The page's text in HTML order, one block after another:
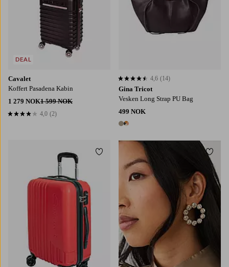
Cavalet
Koffert Pasadena Kabin
1 279 NOK1 599 NOK
4,0 basert på 2 karaktergivninger
4,0 (2)
DEAL
Gina Tricot
Vesken Long Strap PU Bag
499 NOK
2 farger
4,6 basert på 14 karaktergivninger
4,6 (14)
Legg til favoritter